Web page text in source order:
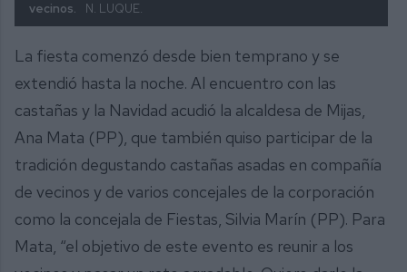
vecinos.
N. LUQUE.
La fiesta comenzó desde bien temprano y se
extendió hasta la noche. Al encuentro con las
castañas y la Navidad acudió la alcaldesa de Mijas,
Ana Mata (PP), que también quiso participar de la
tradición degustando castañas asadas en compañía
de vecinos y de varios concejales de la corporación
como la concejala de Fiestas, Silvia Marín (PP). Para
Mata, “el objetivo de este evento es reunir a los